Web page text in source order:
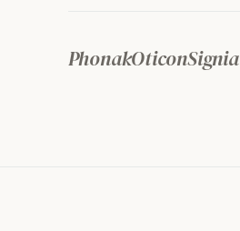
PhonakOticonSignia